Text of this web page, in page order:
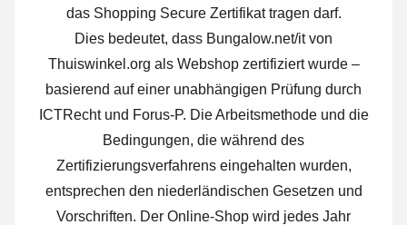
das Shopping Secure Zertifikat tragen darf.
Dies bedeutet, dass Bungalow.net/it von
Thuiswinkel.org als Webshop zertifiziert wurde –
basierend auf einer unabhängigen Prüfung durch
ICTRecht und Forus-P. Die Arbeitsmethode und die
Bedingungen, die während des
Zertifizierungsverfahrens eingehalten wurden,
entsprechen den niederländischen Gesetzen und
Vorschriften. Der Online-Shop wird jedes Jahr